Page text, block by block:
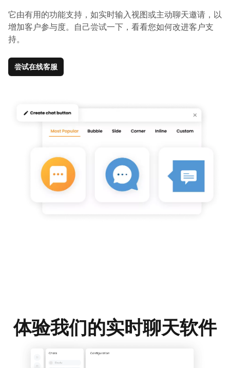
它由有用的功能支持，如实时输入视图或主动聊天邀请，以
增加客户参与度。自己尝试一下，看看您如何改进客户支
持。
尝试在线客服
体验我们的实时聊天软件